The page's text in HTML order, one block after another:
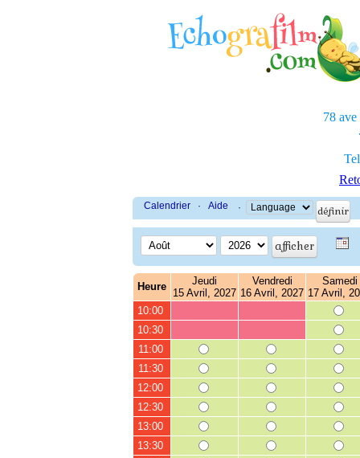
78 ave
Calendrier · Aide ·
Heure
Jeudi
15 Avril, 2027
Vendredi
16 Avril, 2027
Samedi
17 Avril,
10:00
10:30
11:00
11:30
12:00
12:30
13:00
13:30